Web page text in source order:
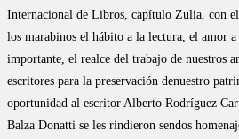
Internacional de Libros, capítulo Zulia, con
los marabinos el hábito a la lectura, el amor
importante, el realce del trabajo de nuestros
escritores para la preservación denuestro
oportunidad al escritor Alberto Rodríguez
Balza Donatti se les rindieron sendos